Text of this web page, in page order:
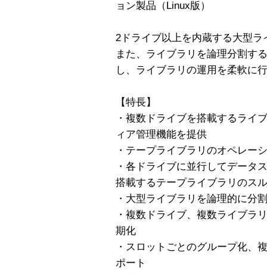
ョン製品（Linux版）
2ドライブ以上を内蔵する大型
また、ライブラリを論理分割す
し、ライブラリの運用を柔軟に
【特長】
・複数ドライブを搭載するライ
ィア管理機能を提供
・テープライブラリのオペレー
・各ドライブに並行してデータ
搭載するテープライブラリのス
・大型ライブラリを論理的に分
・複数ドライブ、複数ライブラ
期化
・スロットごとのグループ化、
ポート